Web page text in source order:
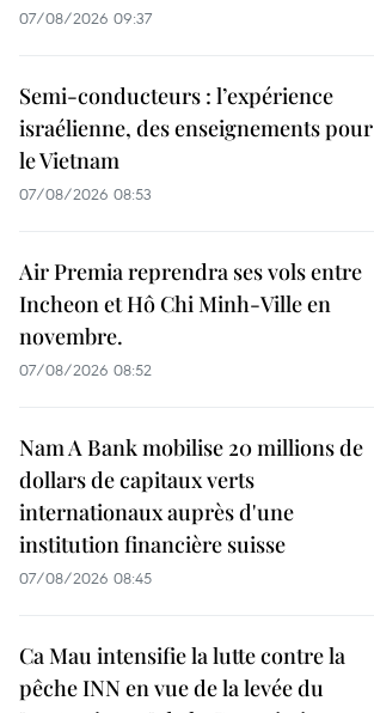
07/08/2026 09:37
Semi-conducteurs : l’expérience
israélienne, des enseignements pour
le Vietnam
07/08/2026 08:53
Air Premia reprendra ses vols entre
Incheon et Hô Chi Minh-Ville en
novembre.
07/08/2026 08:52
Nam A Bank mobilise 20 millions de
dollars de capitaux verts
internationaux auprès d'une
institution financière suisse
07/08/2026 08:45
Ca Mau intensifie la lutte contre la
pêche INN en vue de la levée du